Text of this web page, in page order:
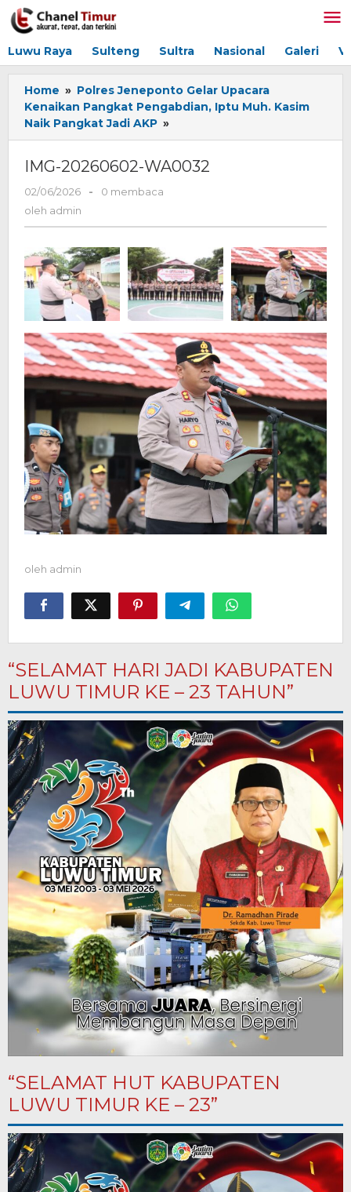
Lewati
ke
Luwu Raya Sulteng Sultra Nasional Galeri
Home » Polres Jeneponto Gelar Upacara
Kenaikan Pangkat Pengabdian, Iptu Muh. Kasim
Naik Pangkat Jadi AKP »
20260602-
IMG-20260602-WA0032
02/06/2026
oleh
-
0 membaca
oleh admin
oleh admin
“SELAMAT HARI JADI KABUPATEN
LUWU TIMUR KE – 23 TAHUN”
“SELAMAT HUT KABUPATEN
LUWU TIMUR KE – 23”